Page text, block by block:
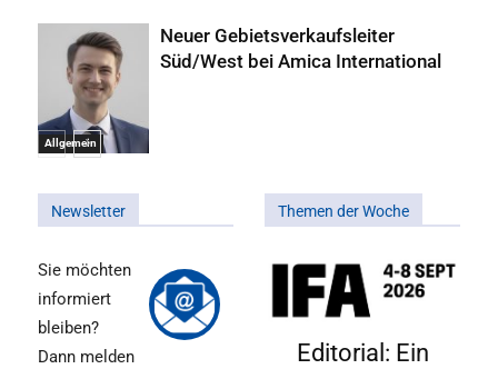
Allgemein
Neuer Gebietsverkaufsleiter
Süd/West bei Amica International
Newsletter
Sie möchten
informiert
bleiben?
Dann melden
Themen der Woche
Editorial: Ein